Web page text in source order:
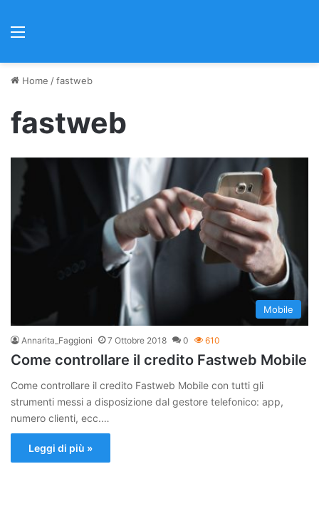
Home /fastweb
fastweb
Mobile
Annarita_Faggioni 7 Ottobre 2018 0 610
Come controllare il credito Fastweb Mobile
Come controllare il credito Fastweb Mobile con tutti gli
strumenti messi a disposizione dal gestore telefonico: app,
numero clienti, ecc.…
Leggi di più »